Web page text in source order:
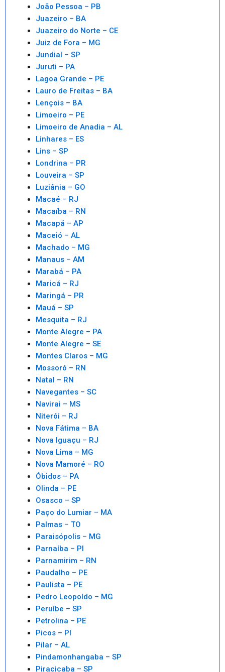
João Pessoa – PB
Juazeiro – BA
Juazeiro do Norte – CE
Juiz de Fora – MG
Jundiaí – SP
Juruti – PA
Lagoa Grande – PE
Lauro de Freitas – BA
Lençois – BA
Limoeiro – PE
Limoeiro de Anadia – AL
Linhares – ES
Lins – SP
Londrina – PR
Louveira – SP
Luziânia – GO
Macaé – RJ
Macaíba – RN
Macapá – AP
Maceió – AL
Machado – MG
Manaus – AM
Marabá – PA
Maricá – RJ
Maringá – PR
Mauá – SP
Mesquita – RJ
Monte Alegre – PA
Monte Alegre – SE
Montes Claros – MG
Mossoró – RN
Natal – RN
Navegantes – SC
Navirai – MS
Niterói – RJ
Nova Fátima – BA
Nova Iguaçu – RJ
Nova Lima – MG
Nova Mamoré – RO
Óbidos – PA
Olinda – PE
Osasco – SP
Paço do Lumiar – MA
Palmas – TO
Paraisópolis – MG
Parnaíba – PI
Parnamirim – RN
Paudalho – PE
Paulista – PE
Pedro Leopoldo – MG
Peruíbe – SP
Petrolina – PE
Picos – PI
Pilar – AL
Pindamonhangaba – SP
Piracicaba – SP